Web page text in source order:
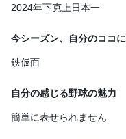
2024年下克上日本一
今シーズン、自分のココ
鉄仮面
自分の感じる野球の魅力
簡単に表せられません